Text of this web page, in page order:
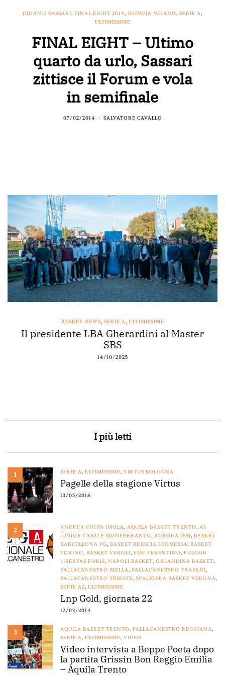
DINAMO SASSARI, FINAL EIGHT 2014, OLIMPIA MILANO, SERIE A,
ULTIMISSIME
FINAL EIGHT – Ultimo
quarto da urlo, Sassari
zittisce il Forum e vola
in semifinale
07/02/2014 SALVATORE CAVALLO
BASKET NEWS, SERIE A, ULTIMISSIME
Il presidente LBA Gherardini al Master
SBS
14/10/2025
I più letti
1 SERIE A, ULTIMISSIME, VIRTUS BOLOGNA
Pagelle della stagione Virtus
13/05/2018
2 ANDREA COSTA IMOLA, AQUILA BASKET TRENTO, AS
JUNIOR CASALE MONFERRANTO, AURORA JESI, BASKET
BARCELLONA PG, BASKET BRESCIA LEONESSA, BASKET
TORINO, BASKET VEROLI, FMC FERENTINO, FULGOR
LIBERTAS FORLÌ, NAPOLI BASKET, ORLANDINA BASKET,
PALLACANESTRO BIELLA, PALLACANESTRO TRAPANI,
PALLACANESTRO TRIESTE, SCALIGERA BASKET VERONA,
SERIE A2, ULTIMISSIME
Lnp Gold, giornata 22
17/02/2014
3 AQUILA BASKET TRENTO, PALLACANESTRO REGGIANA,
SERIE A, ULTIMISSIME, VIDEO
Video intervista a Beppe Poeta dopo
la partita Grissin Bon Reggio Emilia
– Aquila Trento